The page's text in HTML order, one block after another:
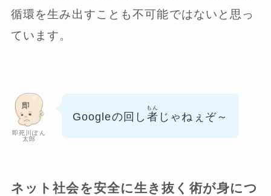
循環を生み出すことも不可能ではないと思っ
ています。
即死川ぽん
太郎
Googleの回し 者
もん
じゃねぇぞ～
ネット社会を安全に生き抜く術が身につ